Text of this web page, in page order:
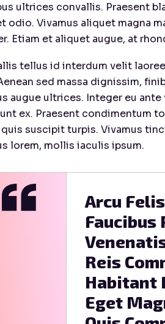
ultrices convallis. Praesent
odio. Vivamus aliquet magna
Etiam et aliquet augue, at
tellus id interdum velit
sed massa dignissim,
augue ultrices. Integer eu
ex. Praesent condimentum
quis suscipit turpis. Vivamus
lorem, mollis iaculis ipsum.
Arcu
Faucibus
Reis
Habitant
Eget